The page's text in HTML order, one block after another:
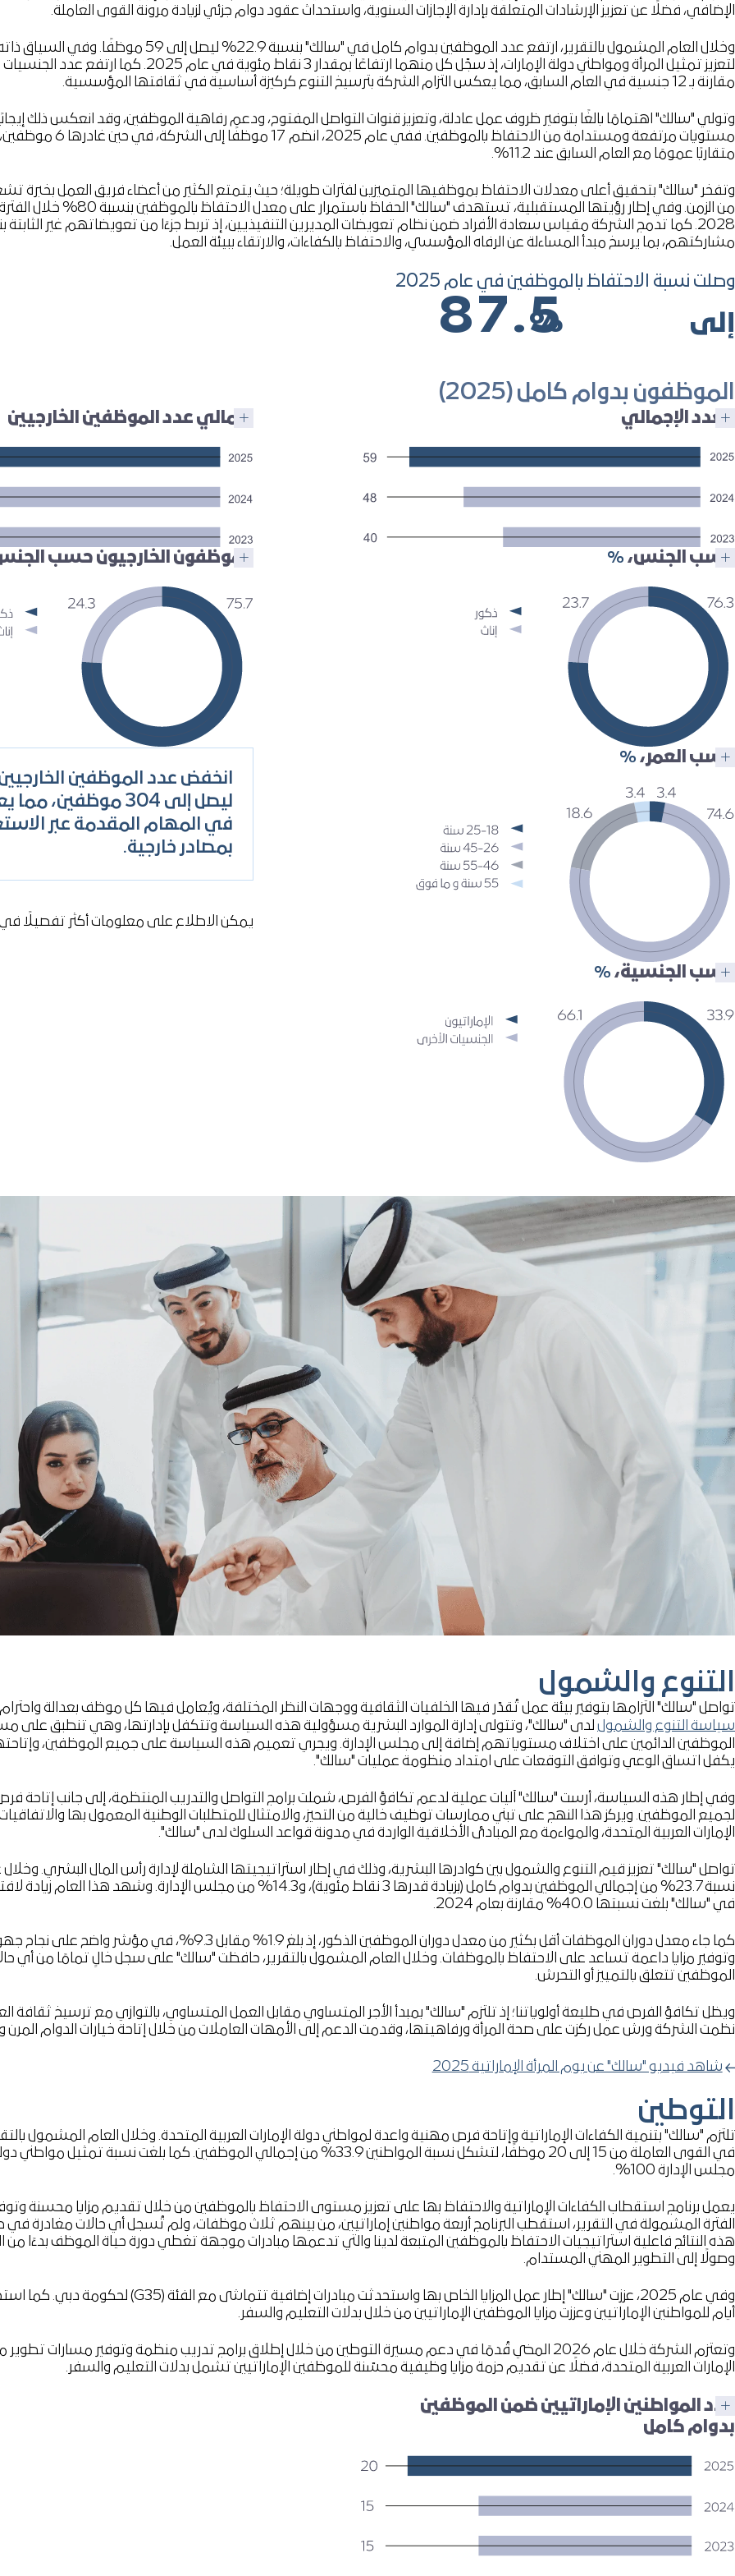
الإضافي، فضلًا عن تعزيز الإرشادات المتعلقة بإدارة الإجازات السنوية، واستحداث عقود دوام جزئي لزيادة مرونة القوى العاملة.
وخلال العام المشمول بالتقرير، ارتفع عدد الموظفين بدوام
مقارنة بـ 12 جنسية في العام السابق، مما يعكس التزام الشركة بترسيخ التنوع كركيزة أساسية في ثقافتها المؤسسية.
وتولي "سالك" اهتمامًا بالغًا بتوفير ظروف عمل عادلة، وتعزيز قنوات التواصل المفتوح، ودعم رفاهية الموظفين، وقد انعكس ذلك
مستويات مرتفعة ومستدامة من
متقاربًا عمومًا مع العام السابق عند 11.2%.
وتفخر "سالك" بتحقيق أعلى معدلات الاحتفاظ بموظفيها المتميزين لفترات طويلة؛ حيث يتمتع الكثير من أعضاء فريق العمل بخبرة
2028. كما تدمج الشركة مقياس سعادة الأفراد ضمن نظام تعويضات المديرين التنفيذيين، إذ تربط جزءًا من تعويضاتهم غير
مشاركتهم، بما يرسخ مبدأ المساءلة عن الرفاه المؤسسي، والاحتفاظ بالكفاءات، والارتقاء ببيئة العمل.
وصلت نسبة الاحتفاظ بالموظفين في عام 2025
إلى 87.5
%
الموظفون بدوام كامل (2025)
العدد الإجمالي
حسب الجنس، %
حسب العمر، %
حسب الجنسية، %
إجمالي عدد الموظفين الخارجيين
الموظفون الخارجيون حسب
ليصل إلى 304
في المهام المقدمة عبر
بمصادر خارجية.
يمكن الاطلاع على معلومات أكثر تفصيلًا
التنوع والشمول
تواصل "سالك" التزامها بتوفير بيئة عمل تُقدّر فيها الخلفيات الثقافية ووجهات النظر المختلفة، ويُعامل فيها كل موظف بعدالة
سياسة التنوع والشموللدى "سالك"، وتتولى إدارة الموارد البشرية مسؤولية هذه السياسة وتتكفل بإدارتها، وهي تنطبق
الموظفين الدائمين على اختلاف مستوياتهم إضافة إلى مجلس الإدارة. ويجري تعميم هذه السياسة على جميع الموظفين، وإتاحتها
يكفل اتساق الوعي وتوافق التوقعات على امتداد منظومة عمليات "سالك".
وفي إطار هذه السياسة، أرست "سالك" آليات عملية لدعم تكافؤ الفرص، شملت برامج التواصل والتدريب المنتظمة، إلى جانب إتاحة
لجميع الموظفين. ويركز هذا النهج على تبني ممارسات توظيف خالية من التحيز، والامتثال للمتطلبات الوطنية المعمول بها
الإمارات العربية المتحدة، والمواءمة مع المبادئ الأخلاقية الواردة في مدونة قواعد السلوك لدى "سالك".
نسبة 23.7% من إجمالي الموظفين بدوام كامل (بزيادة قدرها 3 نقاط مئوية)، و14.3% من مجلس
في "سالك" بلغت نسبتها 40.0% مقارنة بعام 2024.
كما جاء معدل دوران الموظفات أقل بكثير من معدل دوران الموظفين الذكور، إذ
وتوفير مزايا داعمة تساعد على الاحتفاظ بالموظفات. وخلال العام المشمول بالتقرير، حافظت "سالك" على سجل خالٍ تمامًا من أي
الموظفين تتعلق بالتمييز أو التحرش.
نظمت الشركة ورش عمل ركزت على صحة المرأة ورفاهيتها، وقدمت الدعم إلى الأمهات العاملات من خلال إتاحة خيارات الدوام المرن
شاهد فيديو "سالك" عن يوم المرأة الإماراتية 2025
التوطين
تلتزم "سالك" بتنمية الكفاءات الإماراتية وإتاحة فرص مهنية واعدة لمواطني دولة الإمارات العربية المتحدة. وخلال العام المشمول
في القوى العاملة من 15 إلى 20 موظفًا، لتشكل نسبة المواطنين 33.9% من إجمالي الموظفين. كما بلغت
مجلس الإدارة 100%.
يعمل برنامج استقطاب الكفاءات الإماراتية والاحتفاظ بها على تعزيز مستوى الاحتفاظ بالموظفين من خلال تقديم مزايا محسنة
الفترة المشمولة في التقرير، استقطب البرنامج أربعة مواطنين إماراتيين، من بينهم ثلاث موظفات، ولم تُسجل أي حالات مغادرة في
هذه النتائج فاعلية استراتيجيات الاحتفاظ بالموظفين المتبعة لدينا والتي تدعمها مبادرات موجهة تغطي دورة حياة الموظف بدءًا من
وصولًا إلى التطوير المهني المستدام.
أيام للمواطنين الإماراتيين وعززت مزايا الموظفين الإماراتيين من خلال بدلات التعليم والسفر.
وتعتزم الشركة خلال عام 2026 المضي قُدمًا في دعم مسيرة التوطين من خلال إطلاق برامج تدريب منظمة وتوفير
الإمارات العربية المتحدة، فضلًا عن تقديم حزمة مزايا وظيفية محسّنة للموظفين الإماراتيين تشمل بدلات التعليم والسفر.
عدد المواطنين الإماراتيين ضمن الموظفين
بدوام كامل